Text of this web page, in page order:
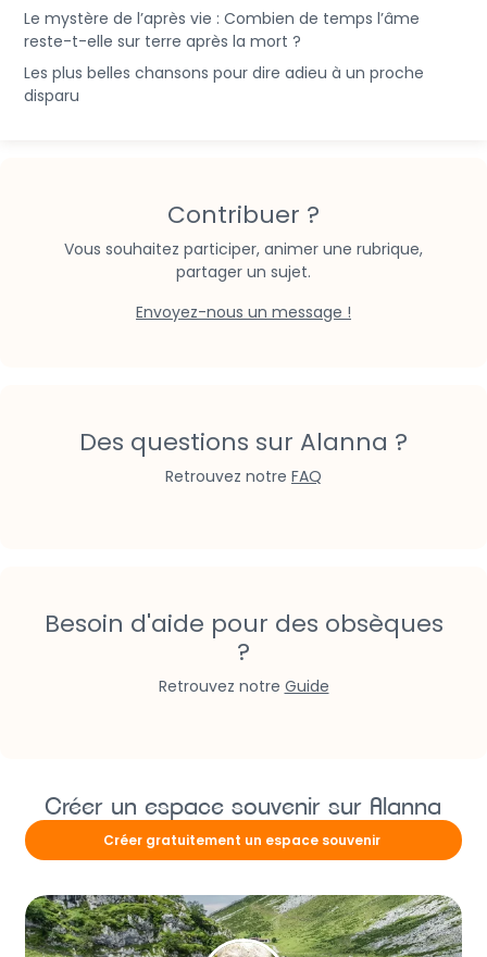
Le mystère de l’après vie : Combien de temps l’âme
reste-t-elle sur terre après la mort ?
Les plus belles chansons pour dire adieu à un proche
disparu
Contribuer ?
Vous souhaitez participer, animer une rubrique,
partager un sujet.
Envoyez-nous un message !
Des questions sur Alanna ?
Retrouvez notre FAQ
Besoin d'aide pour des obsèques
?
Retrouvez notre Guide
Créer un espace souvenir sur Alanna
Créer gratuitement un espace souvenir